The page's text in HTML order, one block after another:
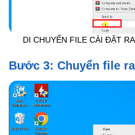
DI CHUYỂN FILE CÀI ĐẶT
Bước 3: Chuyển file